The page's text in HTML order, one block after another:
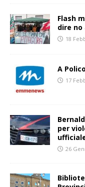
Flash
dire
18
A
17
per
26